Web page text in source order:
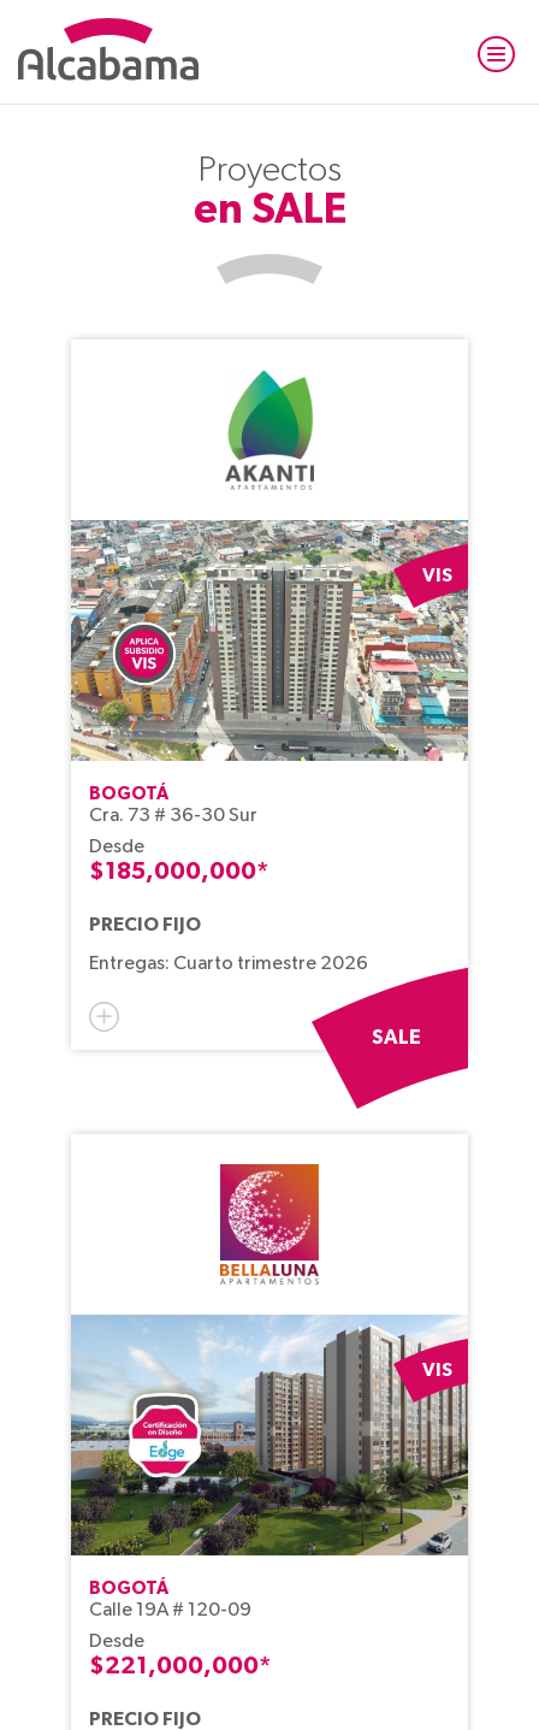
Proyectos
en SALE
VIS
BOGOTÁ
Cra. 73 # 36-30 Sur
Desde
$185,000,000*
PRECIO FIJO
Entregas: Cuarto trimestre 2026
SALE
VIS
BOGOTÁ
Calle 19A # 120-09
Desde
$221,000,000*
PRECIO FIJO